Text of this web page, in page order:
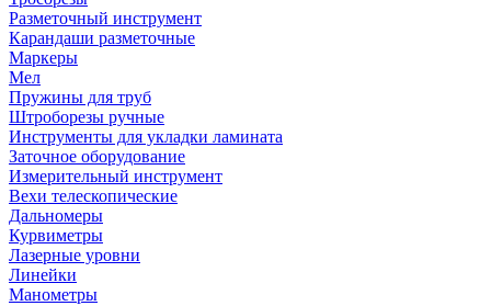
Разметочный инструмент
Карандаши разметочные
Маркеры
Мел
Пружины для труб
Штроборезы ручные
Инструменты для укладки ламината
Заточное оборудование
Измерительный инструмент
Вехи телескопические
Дальномеры
Курвиметры
Лазерные уровни
Линейки
Манометры